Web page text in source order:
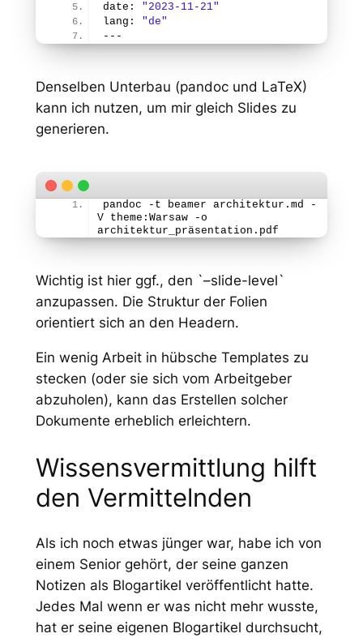
date: "2023-11-21"
lang: "de"
---
Denselben Unterbau (pandoc und LaTeX)
kann ich nutzen, um mir gleich Slides zu
generieren.
pandoc -t beamer architektur.md -
V theme:Warsaw -o
architektur_präsentation.pdf
Wichtig ist hier ggf., den `–slide-level`
anzupassen. Die Struktur der Folien
orientiert sich an den Headern.
Ein wenig Arbeit in hübsche Templates zu
stecken (oder sie sich vom Arbeitgeber
abzuholen), kann das Erstellen solcher
Dokumente erheblich erleichtern.
Wissensvermittlung hilft
den Vermittelnden
Als ich noch etwas jünger war, habe ich von
einem Senior gehört, der seine ganzen
Notizen als Blogartikel veröffentlicht hatte.
Jedes Mal wenn er was nicht mehr wusste,
hat er seine eigenen Blogartikel durchsucht,